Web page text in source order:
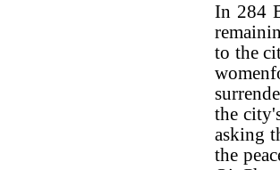
In 284
to the
the
asking
the